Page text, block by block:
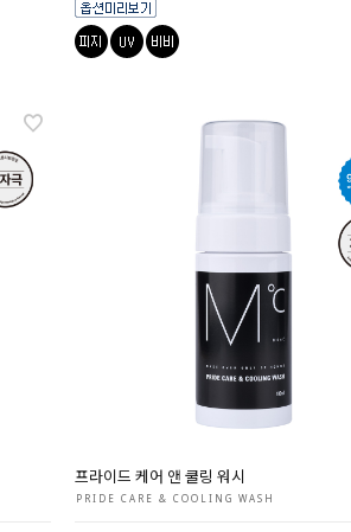
프라이드 케어 앤 쿨링 워시
PRIDE CARE & COOLING WASH